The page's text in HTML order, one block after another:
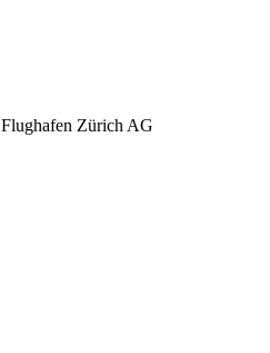
Flughafen Zürich AG